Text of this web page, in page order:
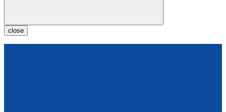
close